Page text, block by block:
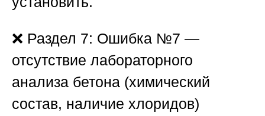
❌ Раздел 7: Ошибка №7 —
отсутствие лабораторного
анализа бетона (химический
состав, наличие хлоридов)